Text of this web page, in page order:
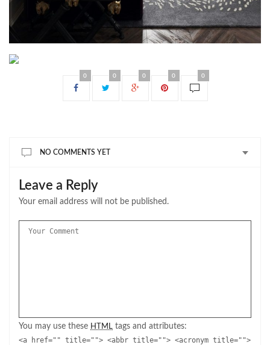
0 0 0 0 0
NO COMMENTS YET
Leave a Reply
Your email address will not be published.
You may use these HTML tags and attributes:
<a href="" title=""> <abbr title=""> <acronym title="">